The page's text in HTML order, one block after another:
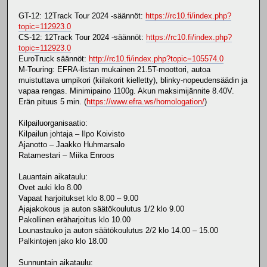
GT-12: 12Track Tour 2024 -säännöt: https://rc10.fi/index.php?
topic=112923.0
CS-12: 12Track Tour 2024 -säännöt: https://rc10.fi/index.php?
topic=112923.0
EuroTruck säännöt: http://rc10.fi/index.php?topic=105574.0
M-Touring: EFRA-listan mukainen 21.5T-moottori, autoa
muistuttava umpikori (kiilakorit kielletty), blinky-nopeudensäädin ja
vapaa rengas. Minimipaino 1100g. Akun maksimijännite 8.40V.
Erän pituus 5 min. (https://www.efra.ws/homologation/)
Kilpailuorganisaatio:
Kilpailun johtaja – Ilpo Koivisto
Ajanotto – Jaakko Huhmarsalo
Ratamestari – Miika Enroos
Lauantain aikataulu:
Ovet auki klo 8.00
Vapaat harjoitukset klo 8.00 – 9.00
Ajajakokous ja auton säätökoulutus 1/2 klo 9.00
Pakollinen eräharjoitus klo 10.00
Lounastauko ja auton säätökoulutus 2/2 klo 14.00 – 15.00
Palkintojen jako klo 18.00
Sunnuntain aikataulu: